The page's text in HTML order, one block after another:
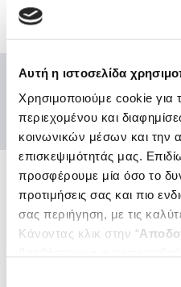
Αυτή η ιστοσελίδα
Χρησιμοποιούμε cookie για
περιεχομένου και
κοινωνικών μέσων και την
επισκεψιμότητάς μας.
προσφέρουμε μία όσο το
προτιμήσεις σας και πιο
σας περιήγηση, με τις
Κάνοντας κλικ στην “
Ενώσεις και Ομοσπονδίες
Χρήσιμοι κόμβοι